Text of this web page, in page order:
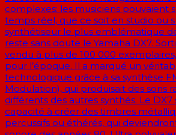
complexes: les musiciens pouvaient
temps réel, que ce soit en studio ou
synthétiseur le plus emblématique
reste sans doute le Yamaha DX7. Sorti
vendu à plus de 100 000
pour l’époque. Il a marqué un
technologique grâce à sa synthèse
Modulation), qui produisait des sons
différents des autres synthés. Le DX7
capacité à créer des timbres
percussifs ou éthérés, qui